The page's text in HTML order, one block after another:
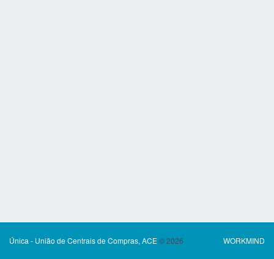
Única - União de Centrais de Compras, ACE© 2026 WORKMIND